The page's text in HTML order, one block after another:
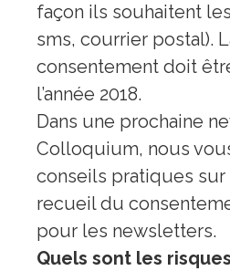
façon ils souhaitent
sms, courrier postal).
consentement doit
l’année 2018.
Dans une prochaine
Colloquium, nous
conseils pratiques
recueil du
pour les newsletters.
Quels sont les